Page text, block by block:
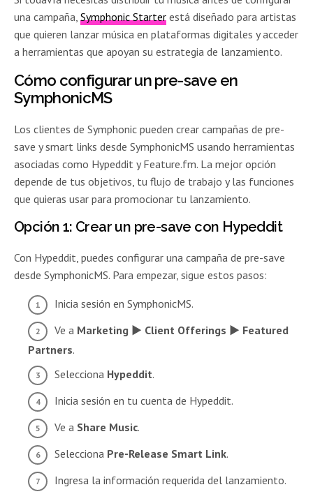
una campaña,Symphonic Starter está diseñado para artistas
que quieren lanzar música en plataformas digitales y acceder
a herramientas que apoyan su estrategia de lanzamiento.
Cómo configurar un pre-save en
SymphonicMS
Los clientes de Symphonic pueden crear campañas de pre-
save y smart links desde SymphonicMS usando herramientas
asociadas como Hypeddit y Feature.fm. La mejor opción
depende de tus objetivos, tu flujo de trabajo y las funciones
que quieras usar para promocionar tu lanzamiento.
Opción 1: Crear un pre-save con Hypeddit
Con Hypeddit, puedes configurar una campaña de pre-save
desde SymphonicMS. Para empezar, sigue estos pasos:
Inicia sesión en SymphonicMS.
Ve a Marketing ► Client Offerings ► Featured
Partners.
Selecciona Hypeddit.
Inicia sesión en tu cuenta de Hypeddit.
Ve a Share Music.
Selecciona Pre-Release Smart Link.
Ingresa la información requerida del lanzamiento.